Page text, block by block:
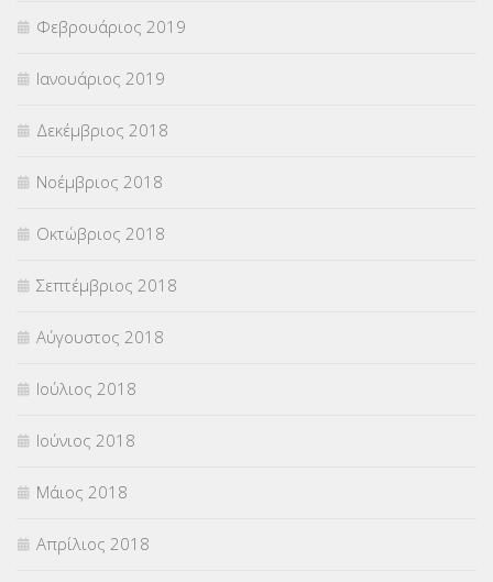
Φεβρουάριος 2019
Ιανουάριος 2019
Δεκέμβριος 2018
Νοέμβριος 2018
Οκτώβριος 2018
Σεπτέμβριος 2018
Αύγουστος 2018
Ιούλιος 2018
Ιούνιος 2018
Μάιος 2018
Απρίλιος 2018